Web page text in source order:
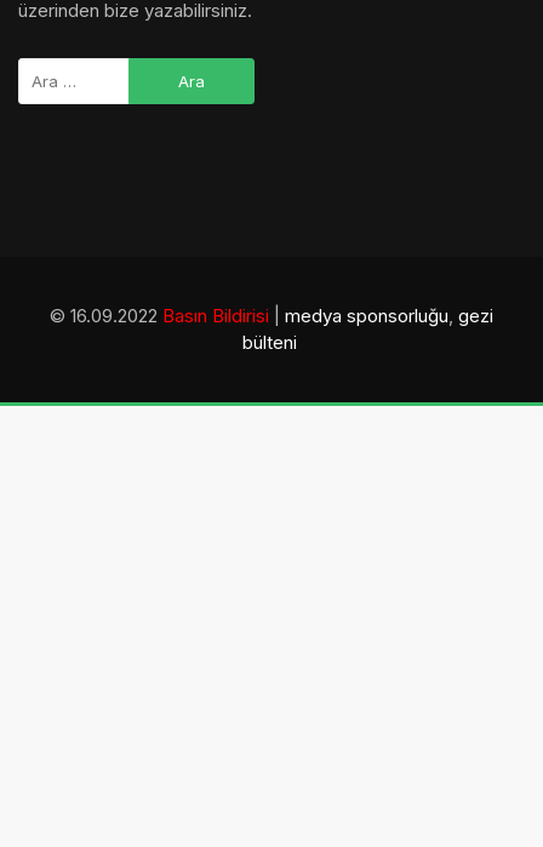
üzerinden bize yazabilirsiniz.
© 16.09.2022 Basın Bildirisi medya sponsorluğu, gezi
bülteni